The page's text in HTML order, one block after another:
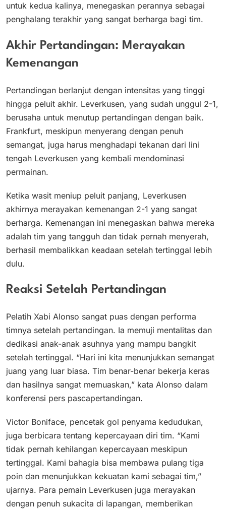
untuk kedua kalinya, menegaskan perannya sebagai
penghalang terakhir yang sangat berharga bagi tim.
Akhir Pertandingan: Merayakan
Kemenangan
Pertandingan berlanjut dengan intensitas yang tinggi
hingga peluit akhir. Leverkusen, yang sudah unggul 2-1,
berusaha untuk menutup pertandingan dengan baik.
Frankfurt, meskipun menyerang dengan penuh
semangat, juga harus menghadapi tekanan dari lini
tengah Leverkusen yang kembali mendominasi
permainan.
Ketika wasit meniup peluit panjang, Leverkusen
akhirnya merayakan kemenangan 2-1 yang sangat
berharga. ​Kemenangan ini menegaskan bahwa mereka
adalah tim yang tangguh dan tidak pernah menyerah,
berhasil membalikkan keadaan setelah tertinggal lebih
dulu.​
Reaksi Setelah Pertandingan
Pelatih Xabi Alonso sangat puas dengan performa
timnya setelah pertandingan. Ia memuji mentalitas dan
dedikasi anak-anak asuhnya yang mampu bangkit
setelah tertinggal. “Hari ini kita menunjukkan semangat
juang yang luar biasa. Tim benar-benar bekerja keras
dan hasilnya sangat memuaskan,” kata Alonso dalam
konferensi pers pascapertandingan.
Victor Boniface, pencetak gol penyama kedudukan,
juga berbicara tentang kepercayaan diri tim. “Kami
tidak pernah kehilangan kepercayaan meskipun
tertinggal. Kami bahagia bisa membawa pulang tiga
poin dan menunjukkan kekuatan kami sebagai tim,”
ujarnya. Para pemain Leverkusen juga merayakan
dengan penuh sukacita di lapangan, memberikan